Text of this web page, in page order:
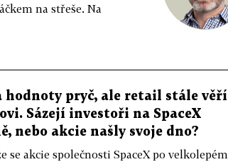
na střeše. Na
hodnoty pryč, ale retail stále věří
Sázejí investoři na SpaceX
nebo akcie našly svoje dno?
se akcie společnosti SpaceX po velkolepém